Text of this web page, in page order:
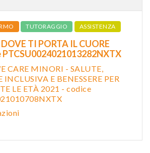
TUTORAGGIO ASSISTENZA
TI PORTA IL CUORE
PTCSU0024021013282NXTX
CARE MINORI - SALUTE,
E BENESSERE PER
LE ETÀ 2021 - codice